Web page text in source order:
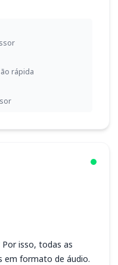
rápida
Por isso, todas as
em formato de áudio.